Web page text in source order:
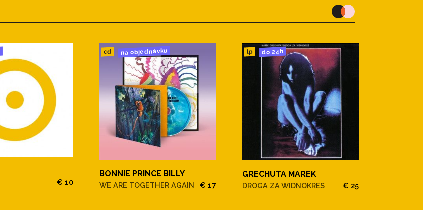
€ 10
cd na objednávku
BONNIE PRINCE BILLY
WE ARE TOGETHER AGAIN € 17
lp do 24h
GRECHUTA MAREK
DROGA ZA WIDNOKRES € 25